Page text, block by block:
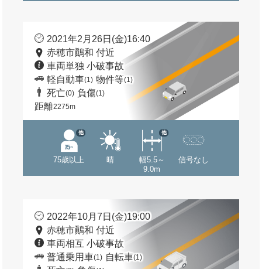
2021年2月26日(金)16:40
赤穂市鷆和 付近
車両単独 小破事故
軽自動車(1) 物件等(1)
死亡(0) 負傷(1)
距離2275m
75歳以上
他
晴
幅5.5～
9.0m
他
信号なし
2022年10月7日(金)19:00
赤穂市鷆和 付近
車両相互 小破事故
普通乗用車(1) 自転車(1)